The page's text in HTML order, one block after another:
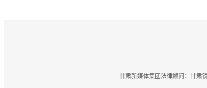
甘肃新媒体集团法律顾问：甘